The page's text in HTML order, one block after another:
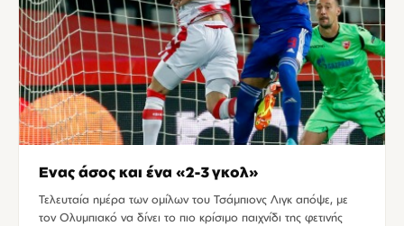
Ενας άσος και ένα «2-3 γκολ»
Τελευταία ημέρα των ομίλων του Τσάμπιονς Λιγκ απόψε, με
τον Ολυμπιακό να δίνει το πιο κρίσιμο παιχνίδι της φετινής